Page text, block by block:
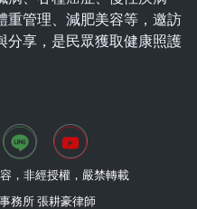
重管理、減肥美容等，邀訪
分享，是民眾獲取健康照護
，非經授權，嚴禁轉載
務所 張耕豪律師